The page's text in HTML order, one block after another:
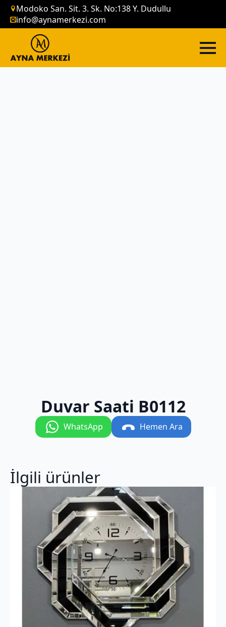
Modoko San. Sit. 3. Sk. No:138 Y. Dudullu
info@aynamerkezi.com
Duvar Saati B0112
WhatsApp Hemen Ara
İlgili ürünler